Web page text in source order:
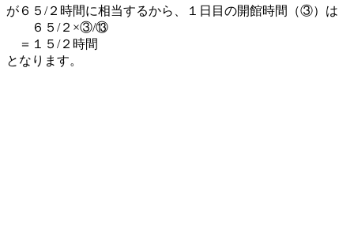
が６５/２時間に相当するから、１日目の開館時間（③）は
６５/２×③/⑬
＝１５/２時間
となります。